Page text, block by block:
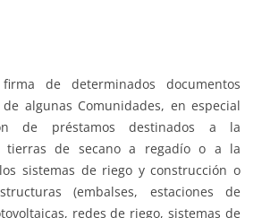
de determinados documentos
algunas Comunidades, en especial
de préstamos destinados a la
tierras de secano a regadío o a la
sistemas de riego y construcción o
(embalses, estaciones de
redes de riego, sistemas de